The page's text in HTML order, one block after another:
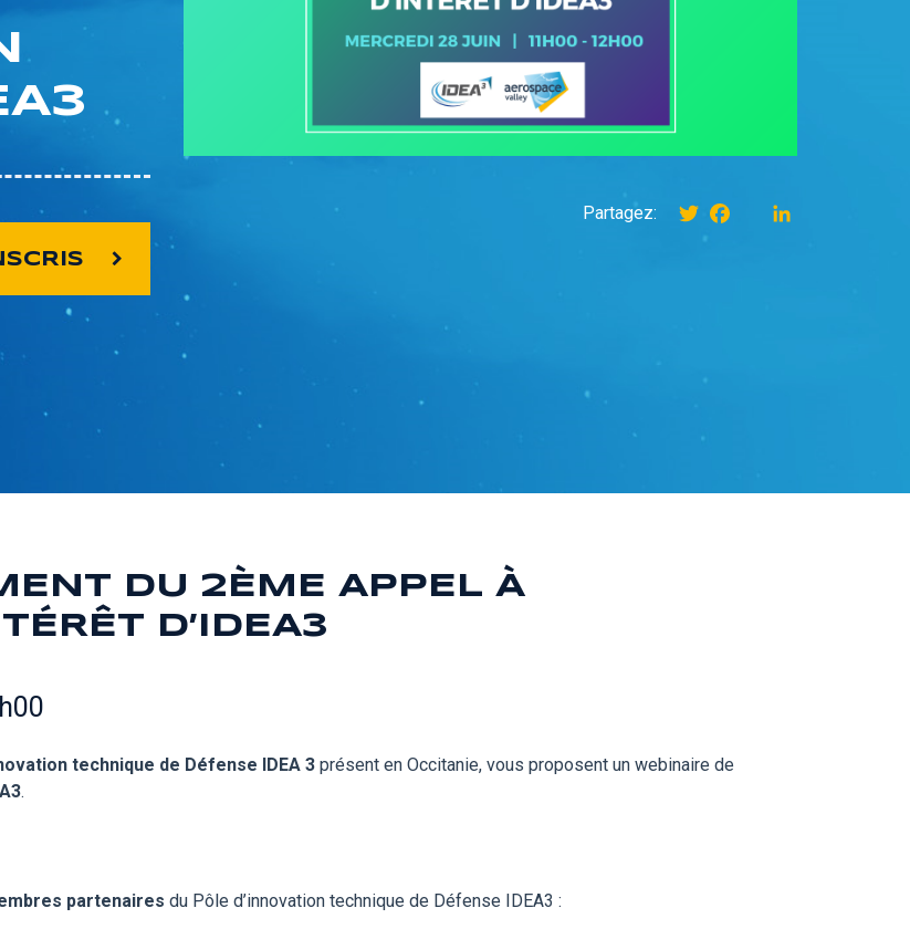
Partagez: TwitterFacebookinstagram
DU 2ÈME APPEL À
D’IDEA3
technique de Défense IDEA 3 présent en Occitanie, vous proposent un webinaire de
.
partenaires du Pôle d’innovation technique de Défense IDEA3 :